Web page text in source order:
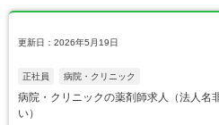
更新日：2026年5月19日
正社員 病院・クリニック
病院・クリニックの薬剤師求人（法人
い）